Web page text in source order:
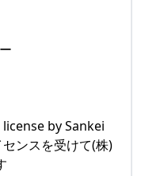
by Sankei
ンスを受けて(株)